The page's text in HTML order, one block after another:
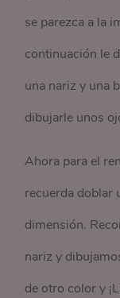
se parezca a la
continuación le
una nariz y una
dibujarle unos
Ahora para el
recuerda doblar
dimensión.
nariz y
de otro color y